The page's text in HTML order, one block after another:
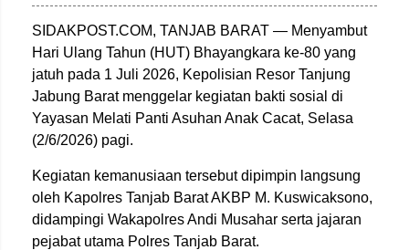
SIDAKPOST.COM, TANJAB BARAT — Menyambut
Hari Ulang Tahun (HUT) Bhayangkara ke-80 yang
jatuh pada 1 Juli 2026, Kepolisian Resor Tanjung
Jabung Baratmenggelar kegiatan bakti sosial di
Yayasan Melati Panti Asuhan Anak Cacat, Selasa
(2/6/2026) pagi.
Kegiatan kemanusiaan tersebut dipimpin langsung
oleh Kapolres Tanjab BaratAKBP M. Kuswicaksono,
didampingi WakapolresAndi Musahar serta jajaran
pejabat utama Polres Tanjab Barat.